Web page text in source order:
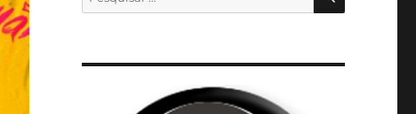
por: